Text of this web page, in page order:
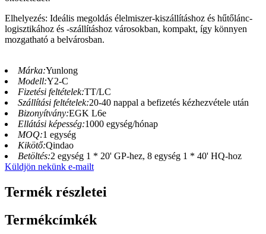
Elhelyezés: Ideális megoldás élelmiszer-kiszállításhoz és hűtőlánc-
logisztikához és -szállításhoz városokban, kompakt, így könnyen
mozgatható a belvárosban.
Márka:Yunlong
Modell:Y2-C
Fizetési feltételek:TT/LC
Szállítási feltételek:20-40 nappal a befizetés kézhezvétele után
Bizonyítvány:EGK L6e
Ellátási képesség:1000 egység/hónap
MOQ:1 egység
Kikötő:Qindao
Betöltés:2 egység 1 * 20' GP-hez, 8 egység 1 * 40' HQ-hoz
Küldjön nekünk e-mailt
Termék részletei
Termékcímkék